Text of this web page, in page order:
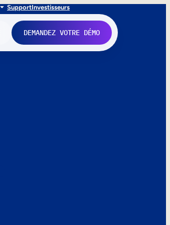
SupportInvestisseurs
DEMANDEZ VOTRE DÉMO